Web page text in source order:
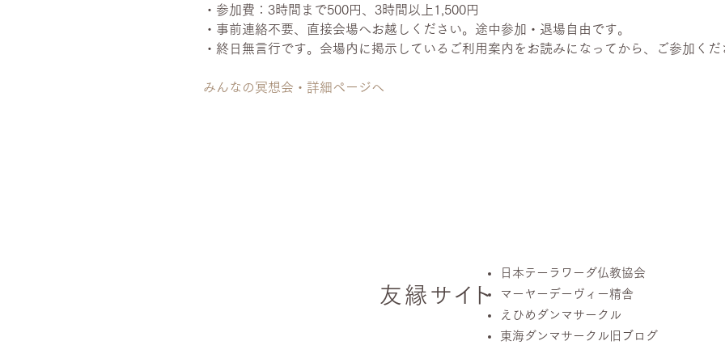
・参加費：3時間まで500円、3時間以上1,500円
・事前連絡不要、直接会場へお越しください。途中参加・退場自由です。
・終日無言行です。会場内に掲示しているご利用案内をお読みになってから、ご参加くだ
みんなの冥想会・詳細ページへ
友縁 サ イト
日本テーラワーダ仏教協会
マーヤーデーヴィー精舎
えひめダンマサークル
東海ダンマサークル旧ブログ